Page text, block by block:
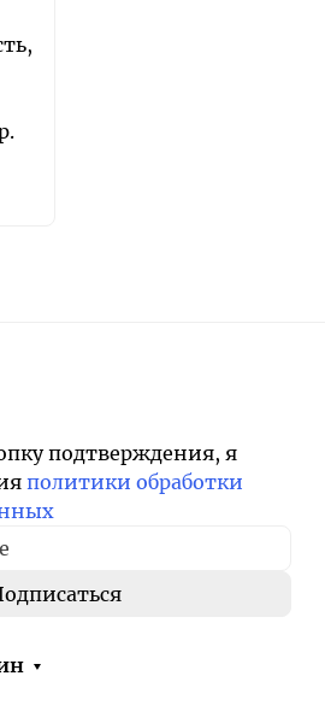
подтверждения, я
политики обработки